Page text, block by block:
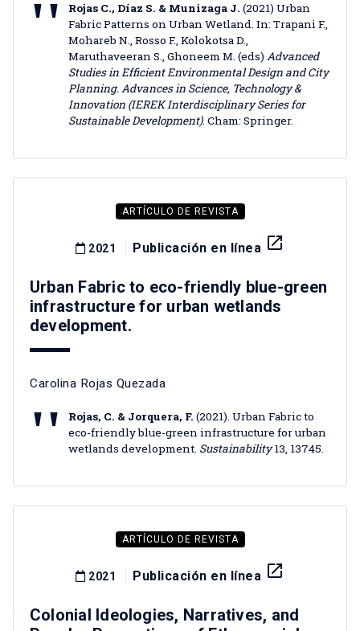
Rojas C., Díaz S. & Munizaga J. (2021) Urban
Fabric Patterns on Urban Wetland. In: Trapani F.,
Mohareb N., Rosso F., Kolokotsa D.,
Maruthaveeran S., Ghoneem M. (eds) Advanced
Studies in Efficient Environmental Design and City
Planning. Advances in Science, Technology &
Innovation (IEREK Interdisciplinary Series for
Sustainable Development). Cham: Springer.
ARTÍCULO DE REVISTA
2021 Publicación en línea launch
Urban Fabric to eco-friendly blue-green
infrastructure for urban wetlands
development.
Carolina Rojas Quezada
Rojas, C. & Jorquera, F. (2021). Urban Fabric to
eco-friendly blue-green infrastructure for urban
wetlands development. Sustainability13, 13745.
ARTÍCULO DE REVISTA
2021 Publicación en línea launch
Colonial Ideologies, Narratives, and